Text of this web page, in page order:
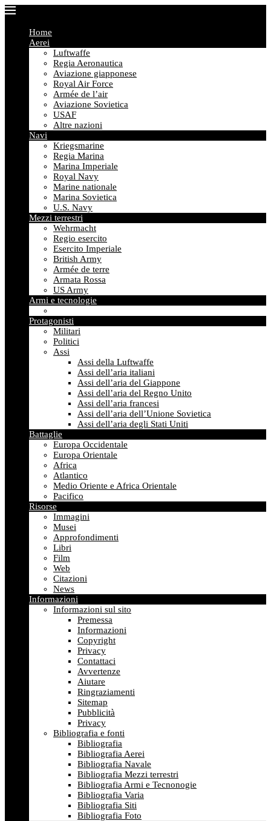
Home
Aerei
Luftwaffe
Regia Aeronautica
Aviazione giapponese
Royal Air Force
Armée de l’air
Aviazione Sovietica
USAF
Altre nazioni
Navi
Kriegsmarine
Regia Marina
Marina Imperiale
Royal Navy
Marine nationale
Marina Sovietica
U.S. Navy
Mezzi terrestri
Wehrmacht
Regio esercito
Esercito Imperiale
British Army
Armée de terre
Armata Rossa
US Army
Armi e tecnologie
Protagonisti
Militari
Politici
Assi
Assi della Luftwaffe
Assi dell’aria italiani
Assi dell’aria del Giappone
Assi dell’aria del Regno Unito
Assi dell’aria francesi
Assi dell’aria dell’Unione Sovietica
Assi dell’aria degli Stati Uniti
Battaglie
Europa Occidentale
Europa Orientale
Africa
Atlantico
Medio Oriente e Africa Orientale
Pacifico
Risorse
Immagini
Musei
Approfondimenti
Libri
Film
Web
Citazioni
News
Informazioni
Informazioni sul sito
Premessa
Informazioni
Copyright
Privacy
Contattaci
Avvertenze
Aiutare
Ringraziamenti
Sitemap
Pubblicità
Privacy
Bibliografia e fonti
Bibliografia
Bibliografia Aerei
Bibliografia Navale
Bibliografia Mezzi terrestri
Bibliografia Armi e Tecnonogie
Bibliografia Varia
Bibliografia Siti
Bibliografia Foto